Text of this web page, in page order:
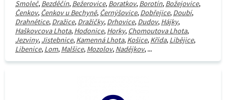
Smoleč, Bezděčín, Bežerovice, Boratkov, Borotín, Božejovice,
Čenkov, Čenkov u Bechyně, Černýšovice, Dobřejice, Doubí,
Drahnětice, Dražice, Dražičky, Drhovice, Dudov, Hájky,
Haškovcova Lhota, Hodonice, Horky, Chomoutova Lhota,
Jezviny, Jistebnice, Kamenná Lhota, Košice, Křída, Libějice,
Libenice, Lom, Malšice, Mozolov, Nadějkov, ...